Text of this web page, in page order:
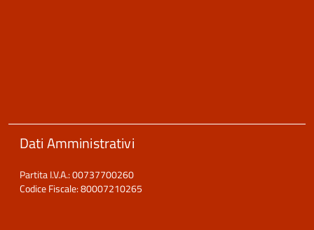
Dati Amministrativi
Partita I.V.A.: 00737700260
Codice Fiscale: 80007210265